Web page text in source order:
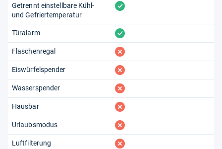
Getrennt einstellbare Kühl-
und Gefriertemperatur
vorhanden
Türalarm vorhanden
Flaschenregal fehlt
Eiswürfelspender fehlt
Wasserspender fehlt
Hausbar fehlt
Urlaubsmodus fehlt
Luftfilterung fehlt